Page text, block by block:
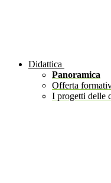
Didattica
Panoramica
Offerta
I progetti delle